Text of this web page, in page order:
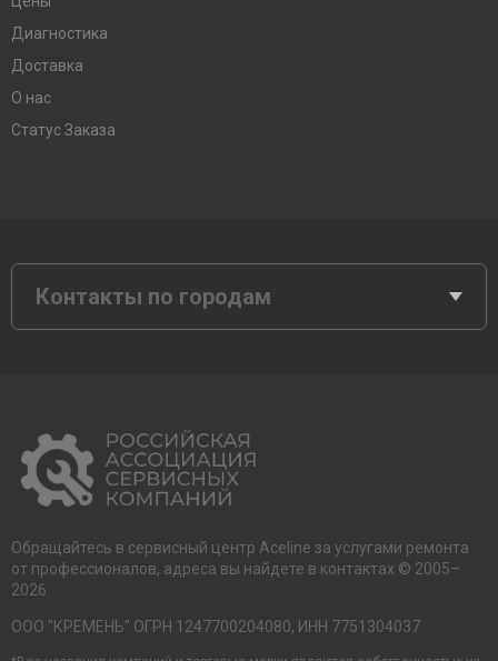
Диагностика
Доставка
О нас
Статус Заказа
Контакты по городам
Обращайтесь в сервисный центр Aceline за услугами ремонта
от профессионалов, адреса вы найдете в контактах © 2005–
2026
ООО "КРЕМЕНЬ" ОГРН 1247700204080, ИНН 7751304037